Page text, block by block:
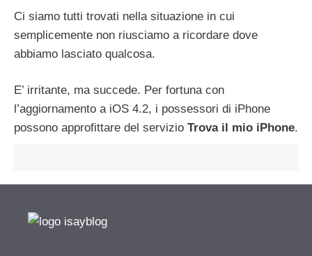
Ci siamo tutti trovati nella situazione in cui
semplicemente non riusciamo a ricordare dove
abbiamo lasciato qualcosa.
E’ irritante, ma succede. Per fortuna con
l’aggiornamento a iOS 4.2, i possessori di iPhone
possono approfittare del servizio Trova il mio iPhone.